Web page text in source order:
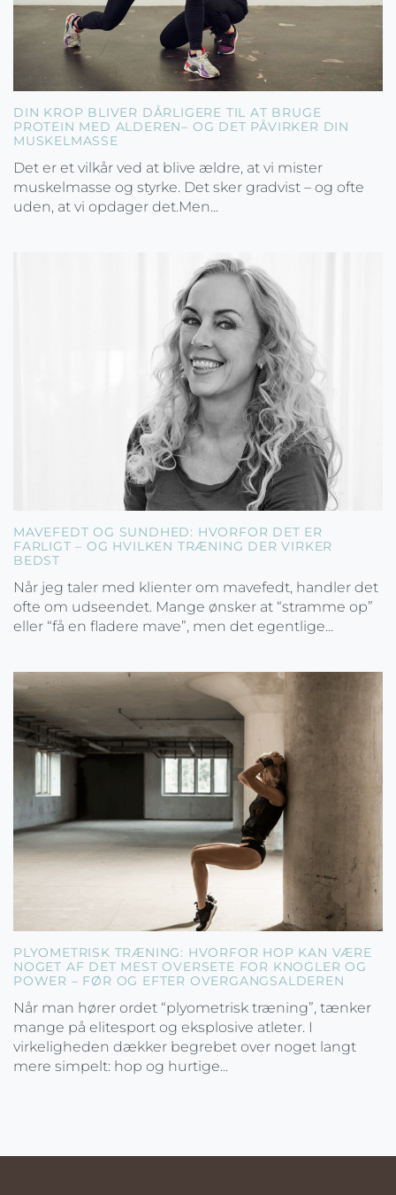
DIN KROP BLIVER DÅRLIGERE TIL AT BRUGE
PROTEIN MED ALDEREN– OG DET PÅVIRKER DIN
MUSKELMASSE
Det er et vilkår ved at blive ældre, at vi mister
muskelmasse og styrke. Det sker gradvist – og ofte
uden, at vi opdager det.Men...
MAVEFEDT OG SUNDHED: HVORFOR DET ER
FARLIGT – OG HVILKEN TRÆNING DER VIRKER
BEDST
Når jeg taler med klienter om mavefedt, handler det
ofte om udseendet. Mange ønsker at “stramme op”
eller “få en fladere mave”, men det egentlige...
PLYOMETRISK TRÆNING: HVORFOR HOP KAN VÆRE
NOGET AF DET MEST OVERSETE FOR KNOGLER OG
POWER – FØR OG EFTER OVERGANGSALDEREN
Når man hører ordet “plyometrisk træning”, tænker
mange på elitesport og eksplosive atleter. I
virkeligheden dækker begrebet over noget langt
mere simpelt: hop og hurtige...